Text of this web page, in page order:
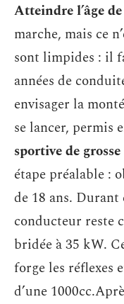
Atteindre l’âge
marche, mais ce
sont limpides : il
années de
envisager la
se lancer, permis
sportive de
étape préalable :
de 18 ans.
conducteur reste
bridée à 35 kW.
forge les réflexes
d’une